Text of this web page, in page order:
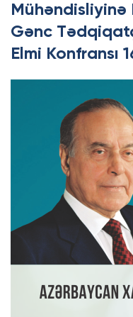
Gənc
Elmi Konfransı